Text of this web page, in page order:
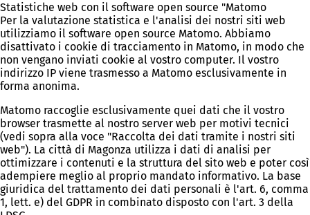
i
a
p
r
e
i
n
a
n
u
o
v
a
s
Statistiche web con il software open source "Matomo
Per la valutazione statistica e l'analisi dei nostri siti web
utilizziamo il software open source Matomo. Abbiamo
disattivato i cookie di tracciamento in Matomo, in modo che
non vengano inviati cookie al vostro computer. Il vostro
indirizzo IP viene trasmesso a Matomo esclusivamente in
forma anonima.
Matomo raccoglie esclusivamente quei dati che il vostro
browser trasmette al nostro server web per motivi tecnici
(vedi sopra alla voce "Raccolta dei dati tramite i nostri siti
web"). La città di Magonza utilizza i dati di analisi per
ottimizzare i contenuti e la struttura del sito web e poter così
adempiere meglio al proprio mandato informativo. La base
giuridica del trattamento dei dati personali è l'art. 6, comma
1, lett. e) del GDPR in combinato disposto con l'art. 3 della